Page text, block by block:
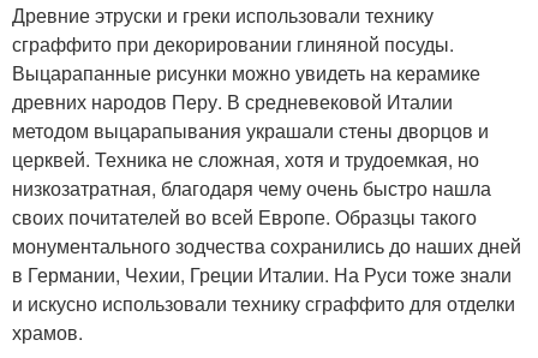
Древние этруски и греки использовали технику
сграффито при декорировании глиняной посуды.
Выцарапанные рисунки можно увидеть на керамике
древних народов Перу. В средневековой Италии
методом выцарапывания украшали стены дворцов и
церквей. Техника не сложная, хотя и трудоемкая, но
низкозатратная, благодаря чему очень быстро нашла
своих почитателей во всей Европе. Образцы такого
монументального зодчества сохранились до наших дней
в Германии, Чехии, Греции Италии. На Руси тоже знали
и искусно использовали технику сграффито для отделки
храмов.